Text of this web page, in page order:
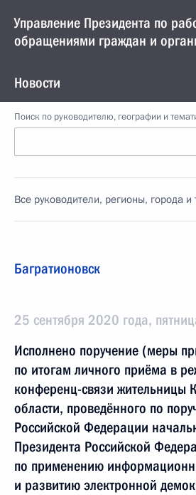
Управление Президента по
обращениями граждан и
Новости
Поиск по руководителю, географии и
Все руководители, регионы, города
Багратионовск
25 сентября 2020 года,
Исполнено поручение (меры
по итогам личного приёма в
конференц-связи жительницы
области, проведённого по
Российской Федерации
Президента Российской
по применению
и развитию электронной